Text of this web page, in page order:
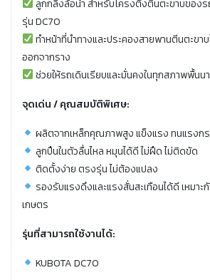
ลูกกลิ้งล้อนำ สำหรับโครงตึงตีนตะขาบของร
รุ่น DC70
ทำหน้าที่นำทางและประคองสายพานตีนตะขา
ออกจากราง
ช่วยให้รถเดินเรียบและมั่นคงในทุกสภาพพื้นนา
จุดเด่น / คุณสมบัติพิเศษ:
ผลิตจากเหล็กคุณภาพสูง แข็งแรง ทนแรงกร
ลูกปืนในตัวลื่นไหล หมุนได้ดี ไม่ฝืด ไม่ติดขัด
ติดตั้งง่าย ตรงรุ่น ไม่ต้องแปลง
รองรับแรงดึงและแรงสั่นสะเทือนได้ดี เหมาะ
เกษตร
รุ่นที่สามารถใช้งานได้:
KUBOTA DC70